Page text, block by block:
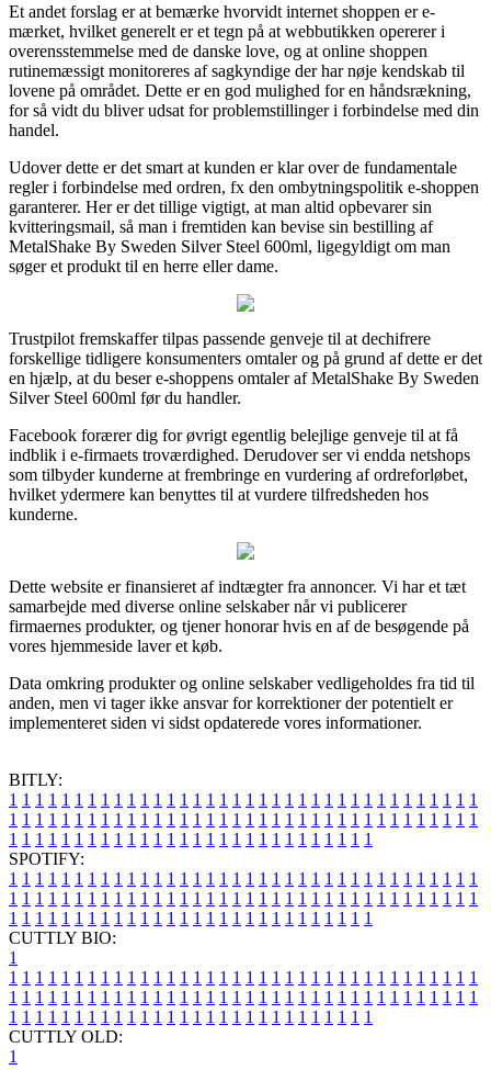
Et andet forslag er at bemærke hvorvidt internet shoppen er e-
mærket, hvilket generelt er et tegn på at webbutikken opererer i
overensstemmelse med de danske love, og at online shoppen
rutinemæssigt monitoreres af sagkyndige der har nøje kendskab til
lovene på området. Dette er en god mulighed for en håndsrækning,
for så vidt du bliver udsat for problemstillinger i forbindelse med din
handel.
Udover dette er det smart at kunden er klar over de fundamentale
regler i forbindelse med ordren, fx den ombytningspolitik e-shoppen
garanterer. Her er det tillige vigtigt, at man altid opbevarer sin
kvitteringsmail, så man i fremtiden kan bevise sin bestilling af
MetalShake By Sweden Silver Steel 600ml, ligegyldigt om man
søger et produkt til en herre eller dame.
Trustpilot fremskaffer tilpas passende genveje til at dechifrere
forskellige tidligere konsumenters omtaler og på grund af dette er det
en hjælp, at du beser e-shoppens omtaler af MetalShake By Sweden
Silver Steel 600ml før du handler.
Facebook forærer dig for øvrigt egentlig belejlige genveje til at få
indblik i e-firmaets troværdighed. Derudover ser vi endda netshops
som tilbyder kunderne at frembringe en vurdering af ordreforløbet,
hvilket ydermere kan benyttes til at vurdere tilfredsheden hos
kunderne.
Dette website er finansieret af indtægter fra annoncer. Vi har et tæt
samarbejde med diverse online selskaber når vi publicerer
firmaernes produkter, og tjener honorar hvis en af de besøgende på
vores hjemmeside laver et køb.
Data omkring produkter og online selskaber vedligeholdes fra tid til
anden, men vi tager ikke ansvar for korrektioner der potentielt er
implementeret siden vi sidst opdaterede vores informationer.
BITLY:
1 1 1 1 1 1 1 1 1 1 1 1 1 1 1 1 1 1 1 1 1 1 1 1 1 1 1 1 1 1 1 1 1 1 1 1
1 1 1 1 1 1 1 1 1 1 1 1 1 1 1 1 1 1 1 1 1 1 1 1 1 1 1 1 1 1 1 1 1 1 1 1
1 1 1 1 1 1 1 1 1 1 1 1 1 1 1 1 1 1 1 1 1 1 1 1 1 1 1 1
SPOTIFY:
1 1 1 1 1 1 1 1 1 1 1 1 1 1 1 1 1 1 1 1 1 1 1 1 1 1 1 1 1 1 1 1 1 1 1 1
1 1 1 1 1 1 1 1 1 1 1 1 1 1 1 1 1 1 1 1 1 1 1 1 1 1 1 1 1 1 1 1 1 1 1 1
1 1 1 1 1 1 1 1 1 1 1 1 1 1 1 1 1 1 1 1 1 1 1 1 1 1 1 1
CUTTLY BIO:
1
1 1 1 1 1 1 1 1 1 1 1 1 1 1 1 1 1 1 1 1 1 1 1 1 1 1 1 1 1 1 1 1 1 1 1 1
1 1 1 1 1 1 1 1 1 1 1 1 1 1 1 1 1 1 1 1 1 1 1 1 1 1 1 1 1 1 1 1 1 1 1 1
1 1 1 1 1 1 1 1 1 1 1 1 1 1 1 1 1 1 1 1 1 1 1 1 1 1 1 1
CUTTLY OLD:
1